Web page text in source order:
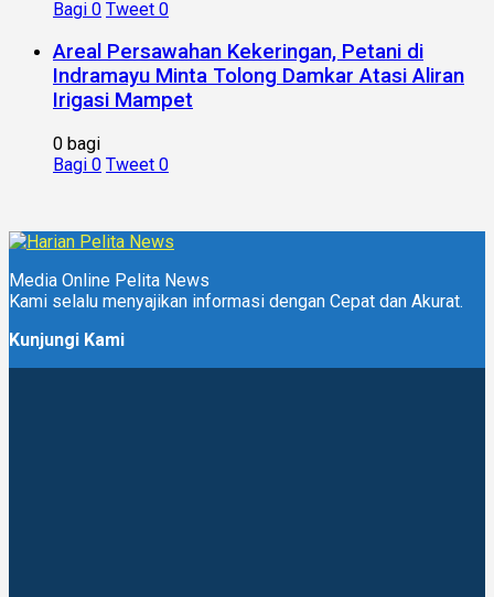
Bagi 0 Tweet 0
Areal Persawahan Kekeringan, Petani di
Indramayu Minta Tolong Damkar Atasi Aliran
Irigasi Mampet
0 bagi
Bagi 0 Tweet 0
Media Online Pelita News
Kami selalu menyajikan informasi dengan Cepat dan Akurat.
Kunjungi Kami